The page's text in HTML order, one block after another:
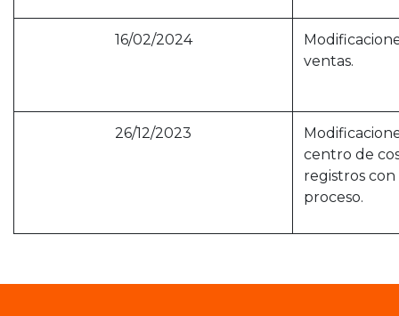
16/02/2024
ventas.
26/12/2023
centro de
registros
proceso.